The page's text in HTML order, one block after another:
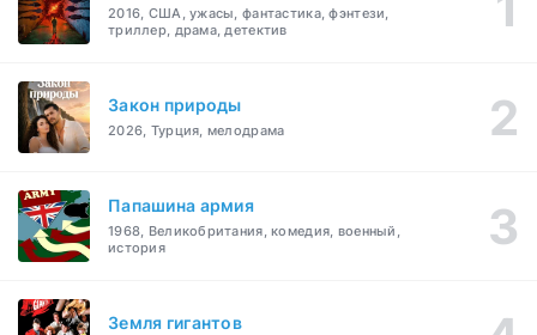
2016, США, ужасы, фантастика, фэнтези,
триллер, драма, детектив
Закон природы
2026, Турция, мелодрама
Папашина армия
1968, Великобритания, комедия, военный,
история
Земля гигантов